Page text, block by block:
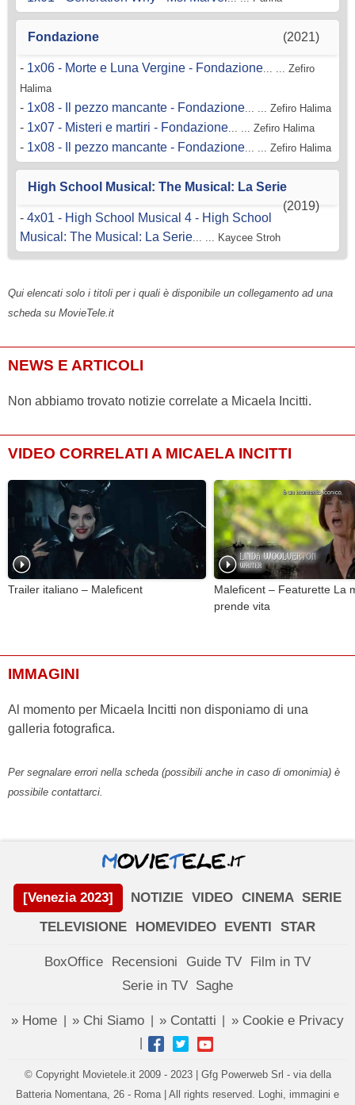
Fondazione (2021)
- 1x06 - Morte e Luna Vergine - Fondazione... ... Zefiro
Halima
- 1x08 - Il pezzo mancante - Fondazione... ... Zefiro Halima
- 1x07 - Misteri e martiri - Fondazione... ... Zefiro Halima
- 1x08 - Il pezzo mancante - Fondazione... ... Zefiro Halima
High School Musical: The Musical: La Serie
(2019)
- 4x01 - High School Musical 4 - High School
Musical: The Musical: La Serie... ... Kaycee Stroh
Qui elencati solo i titoli per i quali è disponibile un collegamento ad una
scheda su MovieTele.it
NEWS E ARTICOLI
Non abbiamo trovato notizie correlate a Micaela Incitti.
VIDEO CORRELATI A MICAELA INCITTI
Trailer italiano – Maleficent
Maleficent – Featurette La
prende vita
IMMAGINI
Al momento per Micaela Incitti non disponiamo di una
galleria fotografica.
Per segnalare errori nella scheda (possibili anche in caso di omonimia) è
possibile contattarci.
[Venezia 2023] NOTIZIE VIDEO CINEMA SERIE
TELEVISIONE
HOMEVIDEO EVENTI STAR
BoxOffice Recensioni Guide TV
Film in TV
Serie in TV Saghe
» Home » Chi Siamo » Contatti » Cookie e Privacy
© Copyright Movietele.it 2009 - 2023 | Gfg Powerweb Srl - via della
Batteria Nomentana, 26 - Roma | All rights reserved. Loghi, immagini e